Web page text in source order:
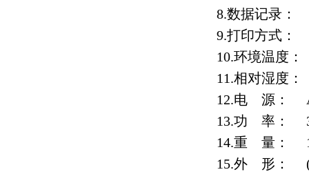
8.数据记录：
9.打印方式：
10.环境温度
11.相对湿度
12.电 源：
13.功 率：
14.重 量：
15.外 形： (